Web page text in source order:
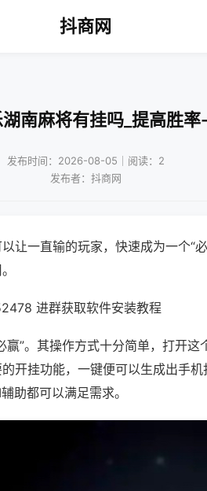
抖商网
南麻将有挂吗_提高胜
发布时间：2026-08-05｜阅读：2
发布者：抖商网
让一直输的玩家，快速成为一个“
进群获取软件安装教程
赢”。其操作方式十分简单，打开
开挂功能，一键便可以生成出手
助都可以满足需求。